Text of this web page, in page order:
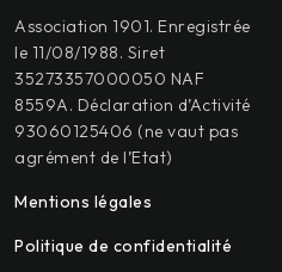
Association 1901. Enregistrée
le 11/08/1988. Siret
35273357000050 NAF
8559A. Déclaration d’Activité
93060125406 (ne vaut pas
agrément de l’Etat)
Mentions légales
Politique de confidentialité